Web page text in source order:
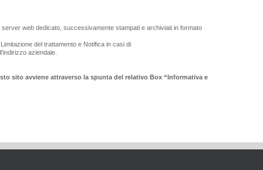
web dedicato, successivamente stampati e archiviati in formato
del trattamento e Notifica in casi di
aziendale.
sito avviene attraverso la spunta del relativo Box “Informativa e